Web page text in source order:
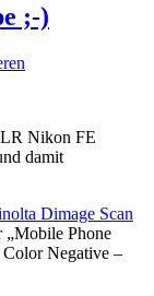
;-)
Nikon FE
damit
Dimage Scan
„Mobile Phone
Negative –